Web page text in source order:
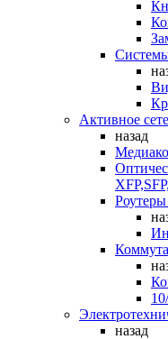
Активное
назад
назад